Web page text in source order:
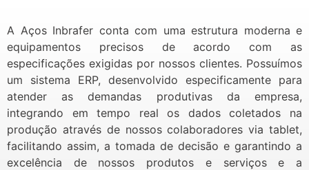
A Aços Inbrafer conta com uma estrutura moderna e
equipamentos precisos de acordo com as
especificações exigidas por nossos clientes. Possuímos
um sistema ERP, desenvolvido especificamente para
atender as demandas produtivas da empresa,
integrando em tempo real os dados coletados na
produção através de nossos colaboradores via tablet,
facilitando assim, a tomada de decisão e garantindo a
excelência de nossos produtos e serviços e a